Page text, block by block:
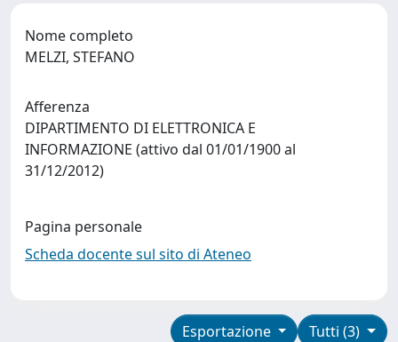
Nome completo
MELZI, STEFANO
Afferenza
DIPARTIMENTO DI ELETTRONICA E
INFORMAZIONE (attivo dal 01/01/1900 al
31/12/2012)
Pagina personale
Scheda docente sul sito di Ateneo
Tutti (3)
Esportazione